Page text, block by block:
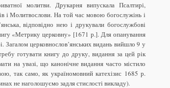
молитви. Друкарня випускала Псалтирі,
і Молитвослови. На той час мовою богослужінь і
відповідно нею і друкували богослужбові
«Метрику церковну» [1671 р.]. Для опанування
Загалом церковнослов’янських видань вийшло 9 у
готувати книгу до друку, видання за цей рік
на увазі, що канонічне видання часто містило
так само, як україномовний катехізис 1685 р.
не наголошуємо задля стислості викладу).